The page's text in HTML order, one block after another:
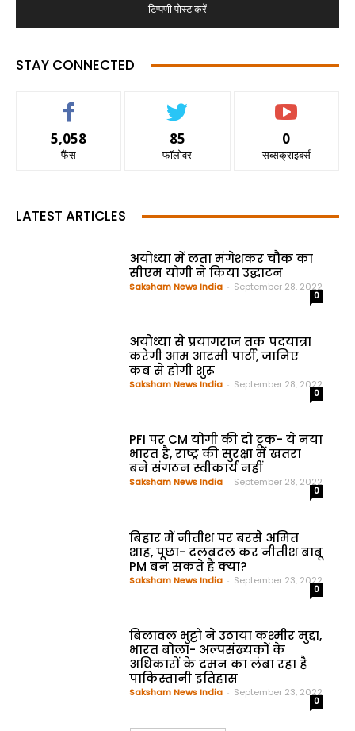
STAY CONNECTED
5,058
फैंस
85
फॉलोवर
0
सब्सक्राइबर्स
LATEST ARTICLES
अयोध्या में लता मंगेशकर चौक का
सीएम योगी ने किया उद्घाटन
Saksham News India - September 28, 2022
0
अयोध्या से प्रयागराज तक पदयात्रा
करेगी आम आदमी पार्टी, जानिए
कब से होगी शुरू
Saksham News India - September 28, 2022
0
PFI पर CM योगी की दो टूक- ये नया
भारत है, राष्ट्र की सुरक्षा में खतरा
बने संगठन स्वीकार्य नहीं
Saksham News India - September 28, 2022
0
बिहार में नीतीश पर बरसे अमित
शाह, पूछा- दलबदल कर नीतीश बाबू
PM बन सकते हैं क्या?
Saksham News India - September 23, 2022
0
बिलावल भुट्टो ने उठाया कश्मीर मुद्दा,
भारत बोला- अल्पसंख्यकों के
अधिकारों के दमन का लंबा रहा है
पाकिस्तानी इतिहास
Saksham News India - September 23, 2022
0